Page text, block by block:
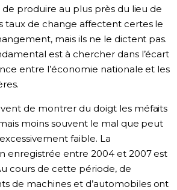
produire au plus près du lieu de
taux de change affectent certes le
mais ils ne le dictent pas.
est à chercher dans l’écart
entre l’économie nationale et les
de montrer du doigt les méfaits
moins souvent le mal que peut
faible. La
enregistrée entre 2004 et 2007 est
cours de cette période, de
de machines et d’automobiles ont